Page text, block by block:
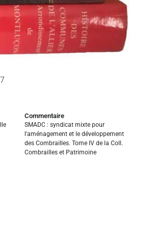
Commentaire
SMADC : syndicat mixte pour
l'aménagement et le développement
des Combrailles. Tome IV de la Coll.
Combrailles et Patrimoine